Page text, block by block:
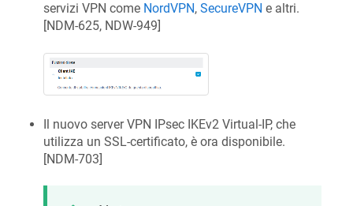
servizi VPN come NordVPN, SecureVPN e altri.
[NDM-625, NDW-949]
Il nuovo server VPN IPsec IKEv2 Virtual-IP, che
utilizza un SSL-certificato, è ora disponibile.
[NDM-703]